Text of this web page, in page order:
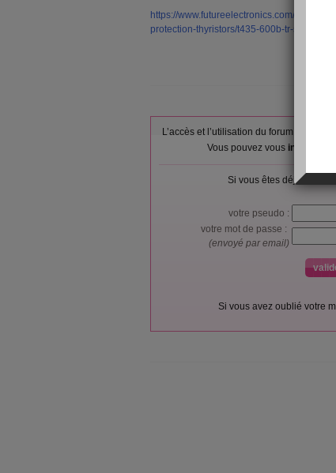
https://www.futureelectronics.com/p/
protection-thyristors/t435-600b-tr-
L’accès et l’utilisation du forum sont
Vous pouvez vous inscrire
Si vous êtes déjà
votre pseudo :
votre mot de passe :
(envoyé par email)
Si vous avez oublié votre